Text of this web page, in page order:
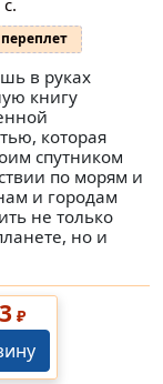
в руках
книгу
которая
спутником
по морям и
и городам
не только
но и
₽